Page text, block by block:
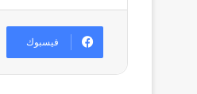
فيسبوك